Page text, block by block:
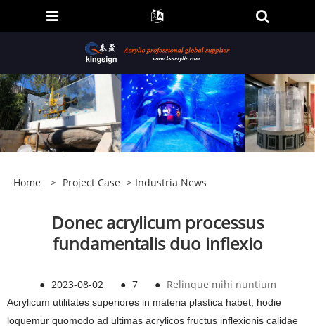
Home > Project Case > Industria News
Donec acrylicum processus
fundamentalis duo inflexio
● 2023-08-02 ● 7 ● Relinque mihi nuntium
Acrylicum utilitates superiores in materia plastica habet, hodie
loquemur quomodo ad ultimas acrylicos fructus inflexionis calidae